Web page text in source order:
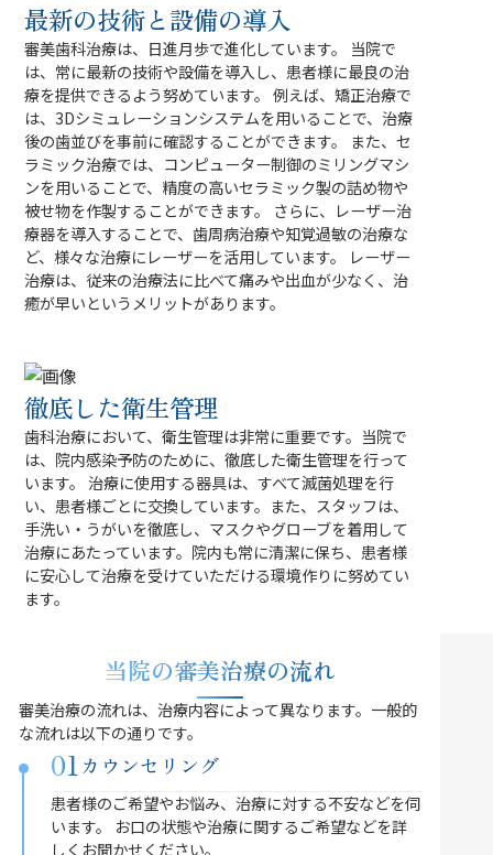
最新の技術と設備の導入
審美歯科治療は、日進月歩で進化しています。 当院で
は、常に最新の技術や設備を導入し、患者様に最良の治
療を提供できるよう努めています。 例えば、矯正治療で
は、3Dシミュレーションシステムを用いることで、治療
後の歯並びを事前に確認することができます。 また、セ
ラミック治療では、コンピューター制御のミリングマシ
ンを用いることで、精度の高いセラミック製の詰め物や
被せ物を作製することができます。 さらに、レーザー治
療器を導入することで、歯周病治療や知覚過敏の治療な
ど、様々な治療にレーザーを活用しています。 レーザー
治療は、従来の治療法に比べて痛みや出血が少なく、治
癒が早いというメリットがあります。
徹底した衛生管理
歯科治療において、衛生管理は非常に重要です。当院で
は、院内感染予防のために、徹底した衛生管理を行って
います。 治療に使用する器具は、すべて滅菌処理を行
い、患者様ごとに交換しています。また、スタッフは、
手洗い・うがいを徹底し、マスクやグローブを着用して
治療にあたっています。院内も常に清潔に保ち、患者様
に安心して治療を受けていただける環境作りに努めてい
ます。
当院の審美治療の流れ
審美治療の流れは、治療内容によって異なります。一般的
な流れは以下の通りです。
01カウンセリング
患者様のご希望やお悩み、治療に対する不安などを伺
います。 お口の状態や治療に関するご希望などを詳
しくお聞かせください。